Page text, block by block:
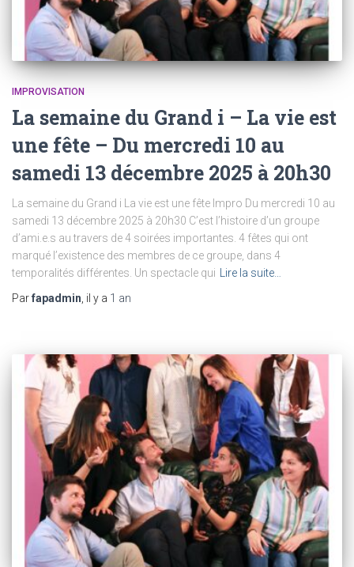
IMPROVISATION
La semaine du Grand i – La vie est
une fête – Du mercredi 10 au
samedi 13 décembre 2025 à 20h30
La semaine du Grand i La vie est une fête Impro Du mercredi 10 au
samedi 13 décembre 2025 à 20h30 C’est l’histoire d’un groupe
d’ami.e.s au travers de 4 soirées importantes. 4 fêtes qui ont
marqué l’existence des membres de ce groupe, dans 4
temporalités différentes. Un spectacle qui
Lire la suite…
Parfapadmin , il y a 1 an